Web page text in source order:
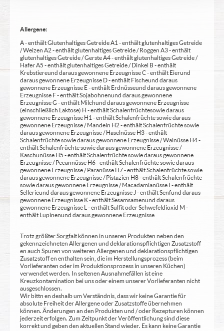
Allergene:
A - enthält Glutenhaltiges Getreide A1 - enthält glutenhaltiges Getreide
/ Weizen A2 - enthält glutenhaltiges Getreide / Roggen A3 - enthält
glutenhaltiges Getreide / Gerste A4 - enthält glutenhaltiges Getreide /
Hafer A5 - enthält glutenhaltiges Getreide / Dinkel B - enthält
Krebstiere und daraus gewonnene Erzeugnisse C - enthält Eier und
daraus gewonnene Erzeugnisse D - enthält Fische und daraus
gewonnene Erzeugnisse E - enthält Erdnüsse und daraus gewonnene
Erzeugnisse F - enthält Sojabohnen und daraus gewonnene
Erzeugnisse G - enthält Milch und daraus gewonnene Erzeugnisse
(einschließlich Laktose) H - enthält Schalenfrüchte sowie daraus
gewonnene Erzeugnisse H1 - enthält Schalenfrüchte sowie daraus
gewonnene Erzeugnisse / Mandeln H2 - enthält Schalenfrüchte sowie
daraus gewonnene Erzeugnisse / Haselnüsse H3 - enthält
Schalenfrüchte sowie daraus gewonnene Erzeugnisse / Walnüsse H4 -
enthält Schalenfrüchte sowie daraus gewonnene Erzeugnisse /
Kaschunüsse H5 - enthält Schalenfrüchte sowie daraus gewonnene
Erzeugnisse / Pecannüsse H6 - enthält Schalenfrüchte sowie daraus
gewonnene Erzeugnisse / Paranüsse H7 - enthält Schalenfrüchte sowie
daraus gewonnene Erzeugnisse / Pistazien H8 - enthält Schalenfrüchte
sowie daraus gewonnene Erzeugnisse / Macadamianüsse I - enthält
Sellerie und daraus gewonnene Erzeugnisse J - enthält Senf und daraus
gewonnene Erzeugnisse K - enthält Sesamsamen und daraus
gewonnene Erzeugnisse L - enthält Sulfit oder Schwefeldioxid M -
enthält Lupinen und daraus gewonnene Erzeugnisse
Trotz größter Sorgfalt können in unseren Produkten neben den
gekennzeichneten Allergenen und deklarationspflichtigen Zusatzstoff
en auch Spuren von weiteren Allergenen und deklarationspflichtigen
Zusatzstoff en enthalten sein, die im Herstellungsprozess (beim
Vorlieferanten oder im Produktionsprozess in unseren Küchen)
verwendet werden. In seltenen Ausnahmefällen ist eine
Kreuzkontamination bei uns oder einem unserer Vorlieferanten nicht
ausgeschlossen.
Wir bittn en deshalb um Verständnis, dass wir keine Garantie für
absolute Freiheit der Allergene oder Zusatzstoffe übernehmen
können. Änderungen an den Produkten und / oder Rezepturen können
jederzeit erfolgen. Zum Zeitpunkt der Veröffentlichung sind diese
korrekt und geben den aktuellen Stand wieder. Es kann keine Garantie